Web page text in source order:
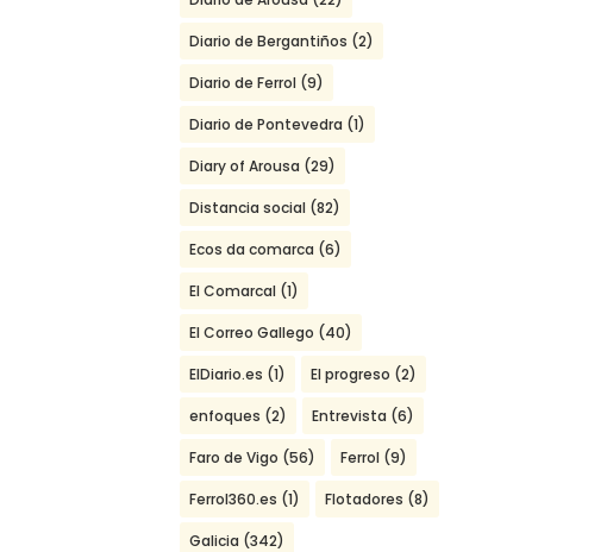
Diario de Bergantiños (2)
Diario de Ferrol (9)
Diario de Pontevedra (1)
Diary of Arousa (29)
Distancia social (82)
Ecos da comarca (6)
El Comarcal (1)
El Correo Gallego (40)
ElDiario.es (1) El progreso (2)
enfoques (2) Entrevista (6)
Faro de Vigo (56) Ferrol (9)
Ferrol360.es (1) Flotadores (8)
Galicia (342)